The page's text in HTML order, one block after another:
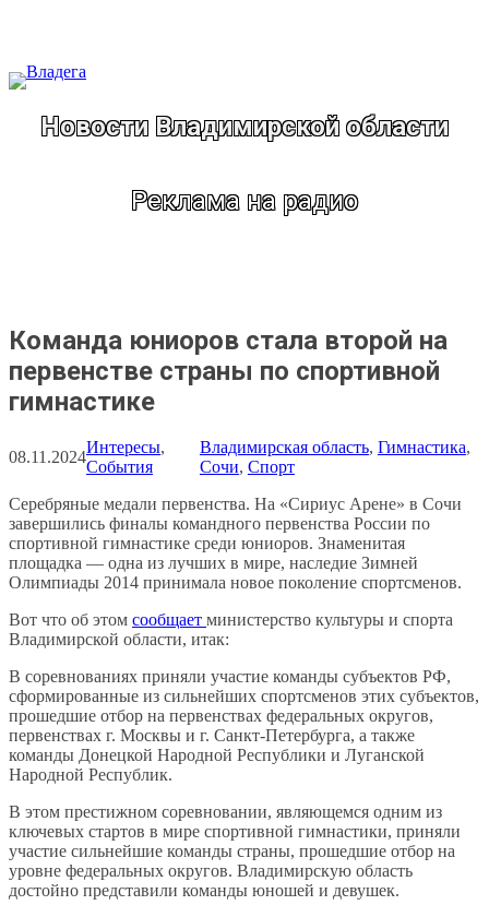
Новости Владимирской области
Реклама на радио
Команда юниоров стала второй на
первенстве страны по спортивной
гимнастике
08.11.2024
Интересы
События
Владимирская область, Гимнастика
Сочи, Спорт
Серебряные медали первенства. На «Сириус Арене» в Сочи
завершились финалы командного первенства России по
спортивной гимнастике среди юниоров. Знаменитая
площадка — одна из лучших в мире, наследие Зимней
Олимпиады 2014 принимала новое поколение спортсменов.
Вот что об этом сообщает министерство культуры и спорта
Владимирской области, итак:
В соревнованиях приняли участие команды субъектов РФ,
сформированные из сильнейших спортсменов этих субъектов,
прошедшие отбор на первенствах федеральных округов,
первенствах г. Москвы и г. Санкт-Петербурга, а также
команды Донецкой Народной Республики и Луганской
Народной Республик.
В этом престижном соревновании, являющемся одним из
ключевых стартов в мире спортивной гимнастики, приняли
участие сильнейшие команды страны, прошедшие отбор на
уровне федеральных округов. Владимирскую область
достойно представили команды юношей и девушек.